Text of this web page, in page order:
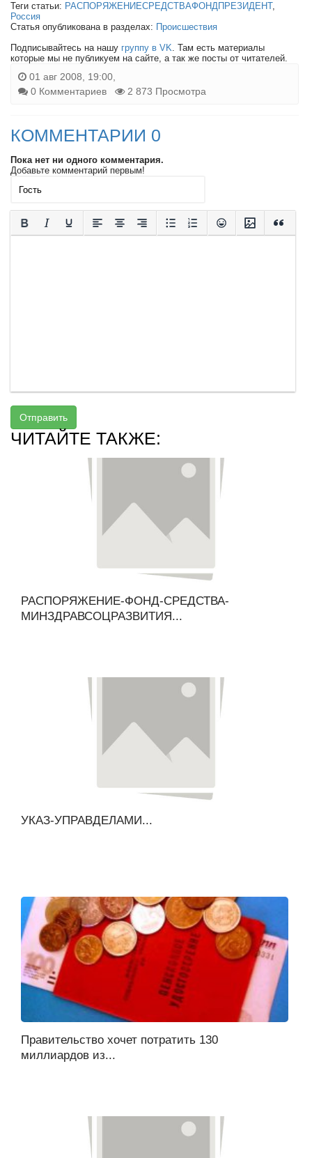
Теги статьи: РАСПОРЯЖЕНИЕСРЕДСТВАФОНДПРЕЗИДЕНТ,
Россия
Статья опубликована в разделах: Происшествия
Подписывайтесь на нашу группу в VK. Там есть материалы
которые мы не публикуем на сайте, а так же посты от читателей.
01 авг 2008, 19:00,
0 Комментариев
2 873 Просмотра
КОММЕНТАРИИ 0
Пока нет ни одного комментария.
Добавьте комментарий первым!
Отправить
ЧИТАЙТЕ ТАКЖЕ:
РАСПОРЯЖЕНИЕ-ФОНД-СРЕДСТВА-
МИНЗДРАВСОЦРАЗВИТИЯ...
УКАЗ-УПРАВДЕЛАМИ...
Правительство хочет потратить 130
миллиардов из...